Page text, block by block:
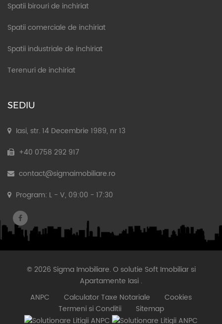
Spatii birouri de inchiriat
Spatii comerciale de inchiriat
Spatii industriale de inchiriat
Terenuri de inchiriat
SEDIU
Iasi, str. 14 Decembrie 1989, nr 13
+40 0758 292 917
contact@sigmaimobiliare.ro
Program: L - V, 09:00 - 17:30
© 2026 Sigma Imobiliare. O solutie Soft Imobiliarsi
Apartamente Iasi .
ANPC
Calculator Taxe Notariale
Cookies
Termeni si Conditii
Sitemap